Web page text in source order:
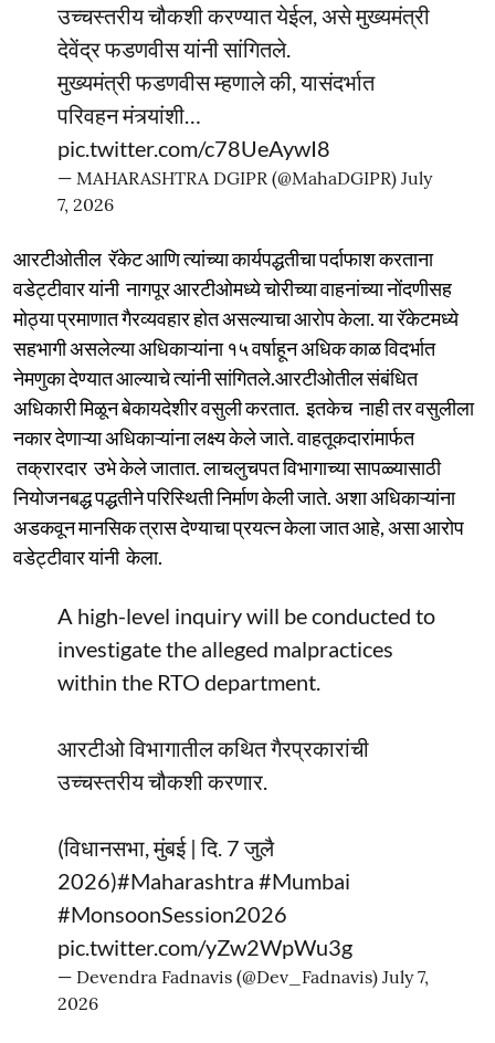
उच्चस्तरीय चौकशी करण्यात येईल, असे मुख्यमंत्री
देवेंद्र फडणवीस यांनी सांगितले.
मुख्यमंत्री फडणवीस म्हणाले की, यासंदर्भात
परिवहन मंत्र्यांशी…
pic.twitter.com/c78UeAywI8
— MAHARASHTRA DGIPR (@MahaDGIPR) July
7, 2026
आरटीओतील रॅकेट आणि त्यांच्या कार्यपद्धतीचा पर्दाफाश करताना
वडेट्टीवार यांनी नागपूर आरटीओमध्ये चोरीच्या वाहनांच्या नोंदणीसह
मोठ्या प्रमाणात गैरव्यवहार होत असल्याचा आरोप केला. या रॅकेटमध्ये
सहभागी असलेल्या अधिकाऱ्यांना १५ वर्षाहून अधिक काळ विदर्भात
नेमणुका देण्यात आल्याचे त्यांनी सांगितले.आरटीओतील संबंधित
अधिकारी मिळून बेकायदेशीर वसुली करतात. इतकेच नाही तर वसुलीला
नकार देणाऱ्या अधिकाऱ्यांना लक्ष्य केले जाते. वाहतूकदारांमार्फत
तक्रारदार उभे केले जातात. लाचलुचपत विभागाच्या सापळ्यासाठी
नियोजनबद्ध पद्धतीने परिस्थिती निर्माण केली जाते. अशा अधिकाऱ्यांना
अडकवून मानसिक त्रास देण्याचा प्रयत्न केला जात आहे, असा आरोप
वडेट्टीवार यांनी केला.
A high-level inquiry will be conducted to
investigate the alleged malpractices
within the RTO department.
आरटीओ विभागातील कथित गैरप्रकारांची
उच्चस्तरीय चौकशी करणार.
(विधानसभा, मुंबई | दि. 7 जुलै
2026)#Maharashtra #Mumbai
#MonsoonSession2026
pic.twitter.com/yZw2WpWu3g
— Devendra Fadnavis (@Dev_Fadnavis) July 7,
2026